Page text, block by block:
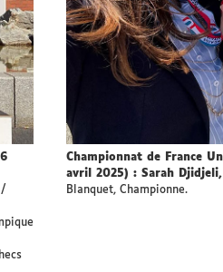
Championnat de France
avril 2025) : Sarah
Blanquet, Championne.